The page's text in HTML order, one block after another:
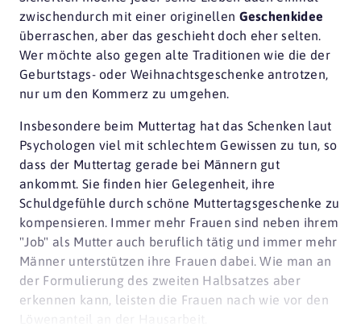
zwischendurch mit einer originellen Geschenkidee
überraschen, aber das geschieht doch eher selten.
Wer möchte also gegen alte Traditionen wie die der
Geburtstags- oder Weihnachtsgeschenke antrotzen,
nur um den Kommerz zu umgehen.
Insbesondere beim Muttertag hat das Schenken laut
Psychologen viel mit schlechtem Gewissen zu tun, so
dass der Muttertag gerade bei Männern gut
ankommt. Sie finden hier Gelegenheit, ihre
Schuldgefühle durch schöne Muttertagsgeschenke zu
kompensieren. Immer mehr Frauen sind neben ihrem
"Job" als Mutter auch beruflich tätig und immer mehr
Männer unterstützen ihre Frauen dabei. Wie man an
der Formulierung des zweiten Halbsatzes aber
erkennen kann, leisten die Frauen nach wie vor den
Löwenanteil an der Hausarbeit.